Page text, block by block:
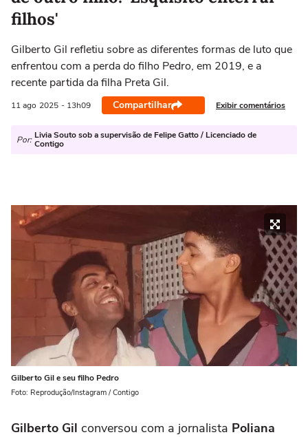
filhos'
Gilberto Gil refletiu sobre as diferentes formas de luto que
enfrentou com a perda do filho Pedro, em 2019, e a
recente partida da filha Preta Gil.
11 ago 2025 - 13h09 Compartilhar Exibir comentários
Por: Livia Souto sob a supervisão de Felipe Gatto / Licenciado de
Contigo
Gilberto Gil e seu filho Pedro
Foto: Reprodução/Instagram / Contigo
Gilberto Gil conversou com a jornalista Poliana